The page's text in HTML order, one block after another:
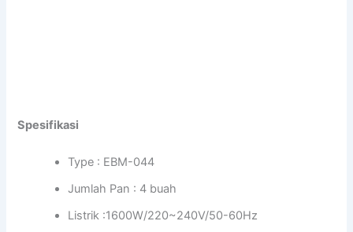
Spesifikasi
Type : EBM-044
Jumlah Pan : 4 buah
Listrik :1600W/220~240V/50-60Hz